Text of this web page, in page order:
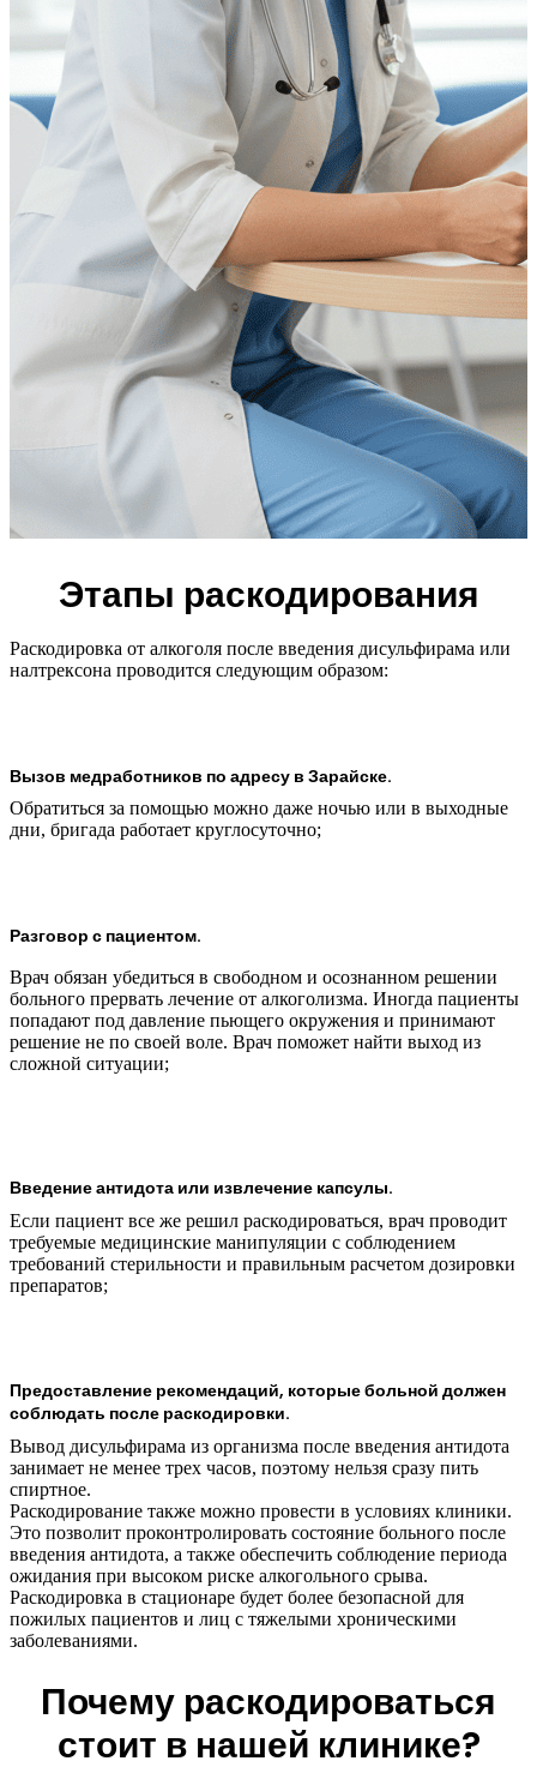
Этапы раскодирования
Раскодировка от алкоголя после введения дисульфирама или
налтрексона проводится следующим образом:
Вызов медработников по адресу в Зарайске.
Обратиться за помощью можно даже ночью или в выходные
дни, бригада работает круглосуточно;
Разговор с пациентом.
Врач обязан убедиться в свободном и осознанном решении
больного прервать лечение от алкоголизма. Иногда пациенты
попадают под давление пьющего окружения и принимают
решение не по своей воле. Врач поможет найти выход из
сложной ситуации;
Введение антидота или извлечение капсулы.
Если пациент все же решил раскодироваться, врач проводит
требуемые медицинские манипуляции с соблюдением
требований стерильности и правильным расчетом дозировки
препаратов;
Предоставление рекомендаций, которые больной должен
соблюдать после раскодировки.
Вывод дисульфирама из организма после введения антидота
занимает не менее трех часов, поэтому нельзя сразу пить
спиртное.
Раскодирование также можно провести в условиях клиники.
Это позволит проконтролировать состояние больного после
введения антидота, а также обеспечить соблюдение периода
ожидания при высоком риске алкогольного срыва.
Раскодировка в стационаре будет более безопасной для
пожилых пациентов и лиц с тяжелыми хроническими
заболеваниями.
Почему раскодироваться
стоит в нашей клинике?